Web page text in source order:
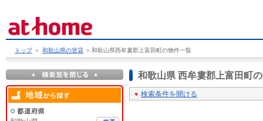
トップ ＞ 和歌山県の賃貸 ＞ 和歌山県西牟婁郡上富田町の物件一覧
和歌山県 西牟婁郡上富田町
検索条件を開ける